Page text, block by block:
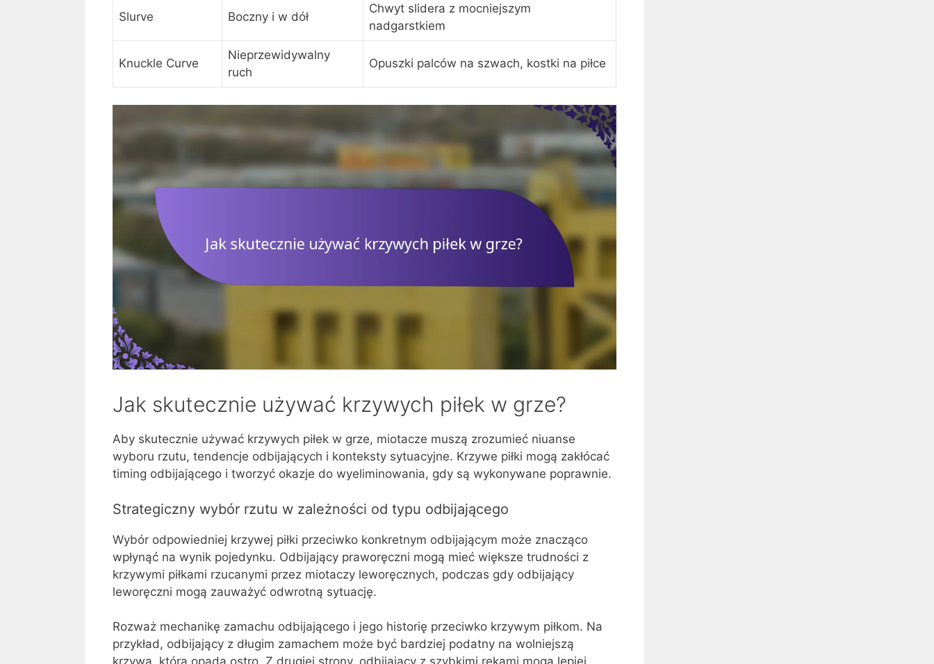
Slurve Boczny i w dół
Chwyt slidera z mocniejszym
nadgarstkiem
Knuckle Curve
Nieprzewidywalny
ruch
Opuszki palców na szwach, kostki na piłce
Jak skutecznie używać krzywych piłek w grze?
Aby skutecznie używać krzywych piłek w grze, miotacze muszą zrozumieć niuanse
wyboru rzutu, tendencje odbijających i konteksty sytuacyjne. Krzywe piłki mogą zakłócać
timing odbijającego i tworzyć okazje do wyeliminowania, gdy są wykonywane poprawnie.
Strategiczny wybór rzutu w zależności od typu odbijającego
Wybór odpowiedniej krzywej piłki przeciwko konkretnym odbijającym może znacząco
wpłynąć na wynik pojedynku. Odbijający praworęczni mogą mieć większe trudności z
krzywymi piłkami rzucanymi przez miotaczy leworęcznych, podczas gdy odbijający
leworęczni mogą zauważyć odwrotną sytuację.
Rozważ mechanikę zamachu odbijającego i jego historię przeciwko krzywym piłkom. Na
przykład, odbijający z długim zamachem może być bardziej podatny na wolniejszą